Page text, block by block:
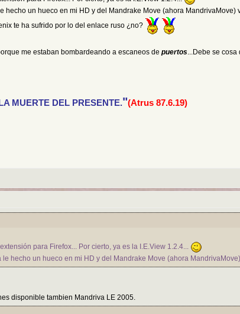
un hueco en mi HD y del Mandrake Move (ahora MandrivaMove)
te ha sufrido por lo del enlace ruso ¿no?
me estaban bombardeando a escaneos de puertos...Debe se cosa
MUERTE DEL PRESENTE."(Atrus 87.6.19)
para Firefox... Por cierto, ya es la I.E.View 1.2.4...
hecho un hueco en mi HD y del Mandrake Move (ahora
disponible tambien Mandriva LE 2005.